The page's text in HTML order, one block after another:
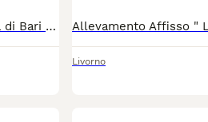
Allevamento di American Staffordshire Terrier in provincia di Bari nei pressi di Bitonto in Puglia, seleziona e propone bellissimi cuccioli maschietti e femminucce di razza amstaff di altissima genealogia e delle migliori linee di sangue nazionali e internazionali. I nostri cuccioli vengono ceduti a partire dal 60° giorno di età muniti di microchip, libretto sanitario, certificato di buona salute e pedigree ENCI. I cuccioli sono visibili assieme ai genitori e seguiti fin dalla nascita da esperti cinofili.
Livorno